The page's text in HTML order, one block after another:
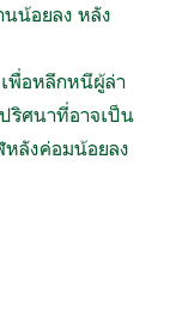
นน้อยลง หลัง
พื่อหลีกหนีผู้ล่า
ริศนาที่อาจเป็น
หลังค่อมน้อยลง